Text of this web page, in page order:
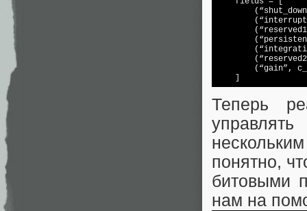
(“gain”,
Теперь
понятно,
битовыми
нам на